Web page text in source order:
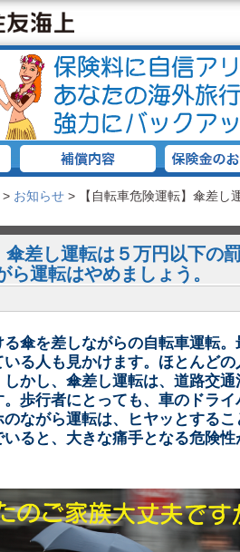
> お知らせ >
【自転車危険運転】傘差
傘差し運転は５万円以下の
ら運転はやめましょう。
傘を差しながらの自転車運転
る人も見かけます。ほとんど
かし、傘差し運転は、道路交
歩行者にとっても、車のドラ
のながら運転は、ヒヤッとする
いると、大きな痛手となる危険